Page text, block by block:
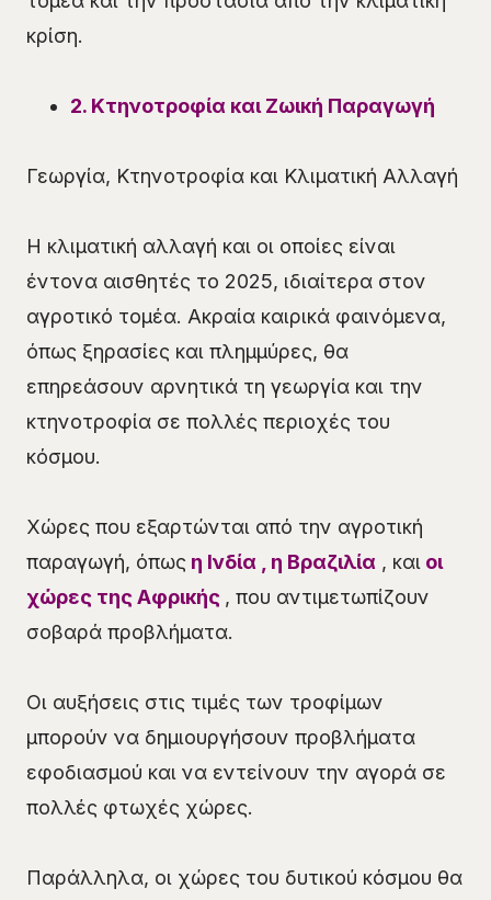
κρίση.
2. Κτηνοτροφία και Ζωική Παραγωγή
Γεωργία, Κτηνοτροφία και Κλιματική Αλλαγή
Η κλιματική αλλαγή και οι οποίες είναι
έντονα αισθητές το 2025, ιδιαίτερα στον
αγροτικό τομέα. Ακραία καιρικά φαινόμενα,
όπως ξηρασίες και πλημμύρες, θα
επηρεάσουν αρνητικά τη γεωργία και την
κτηνοτροφία σε πολλές περιοχές του
κόσμου.
Χώρες που εξαρτώνται από την αγροτική
παραγωγή, όπως η Ινδία , η Βραζιλία , και οι
χώρες της Αφρικής , που αντιμετωπίζουν
σοβαρά προβλήματα.
Οι αυξήσεις στις τιμές των τροφίμων
μπορούν να δημιουργήσουν προβλήματα
εφοδιασμού και να εντείνουν την αγορά σε
πολλές φτωχές χώρες.
Παράλληλα, οι χώρες του δυτικού κόσμου θα